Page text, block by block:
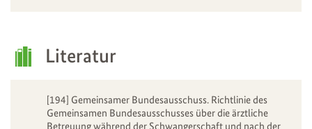
Literatur
[194] Gemeinsamer Bundesausschuss. Richtlinie des
Gemeinsamen Bundesausschusses über die ärztliche